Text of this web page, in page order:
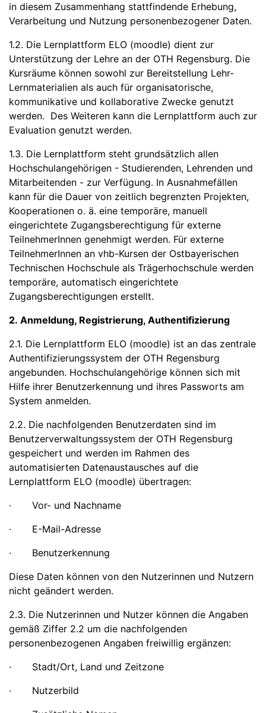
in diesem Zusammenhang stattfindende Erhebung,
Verarbeitung und Nutzung personenbezogener Daten.
1.2. Die Lernplattform ELO (moodle) dient zur
Unterstützung der Lehre an der OTH Regensburg. Die
Kursräume können sowohl zur Bereitstellung Lehr-
Lernmaterialien als auch für organisatorische,
kommunikative und kollaborative Zwecke genutzt
werden. Des Weiteren kann die Lernplattform auch zur
Evaluation genutzt werden.
1.3. Die Lernplattform steht grundsätzlich allen
Hochschulangehörigen - Studierenden, Lehrenden und
Mitarbeitenden - zur Verfügung. In Ausnahmefällen
kann für die Dauer von zeitlich begrenzten Projekten,
Kooperationen o. ä. eine temporäre, manuell
eingerichtete Zugangsberechtigung für externe
TeilnehmerInnen genehmigt werden. Für externe
TeilnehmerInnen an vhb-Kursen der Ostbayerischen
Technischen Hochschule als Trägerhochschule werden
temporäre, automatisch eingerichtete
Zugangsberechtigungen erstellt.
2. Anmeldung, Registrierung, Authentifizierung
2.1. Die Lernplattform ELO (moodle) ist an das zentrale
Authentifizierungssystem der OTH Regensburg
angebunden. Hochschulangehörige können sich mit
Hilfe ihrer Benutzerkennung und ihres Passworts am
System anmelden.
2.2. Die nachfolgenden Benutzerdaten sind im
Benutzerverwaltungssystem der OTH Regensburg
gespeichert und werden im Rahmen des
automatisierten Datenaustausches auf die
Lernplattform ELO (moodle) übertragen:
· Vor- und Nachname
· E-Mail-Adresse
· Benutzerkennung
Diese Daten können von den Nutzerinnen und Nutzern
nicht geändert werden.
2.3. Die Nutzerinnen und Nutzer können die Angaben
gemäß Ziffer 2.2 um die nachfolgenden
personenbezogenen Angaben freiwillig ergänzen:
· Stadt/Ort, Land und Zeitzone
· Nutzerbild